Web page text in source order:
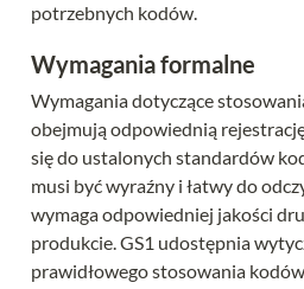
potrzebnych kodów.
Wymagania formalne
Wymagania dotyczące
obejmują odpowiednią
się do ustalonych standardów
musi być wyraźny i łatwy do
wymaga odpowiedniej jakości
produkcie. GS1 udostępnia
prawidłowego stosowania